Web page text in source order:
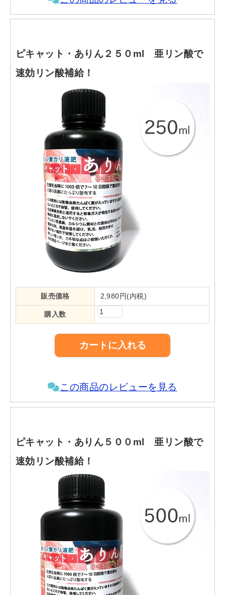
ピキャット・ありん２５０ml 亜リン酸で
速効リン酸補給！
販売価格 2,980円(内税)
購入数
この商品のレビューを見る
ピキャット・ありん５００ml 亜リン酸で
速効リン酸補給！